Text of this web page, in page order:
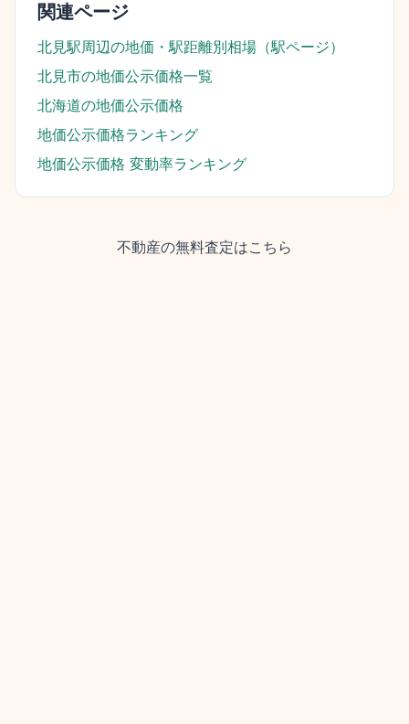
関連ページ
北見駅周辺の地価・駅距離別相場（駅ページ）
北見市の地価公示価格一覧
北海道の地価公示価格
地価公示価格ランキング
地価公示価格 変動率ランキング
不動産の無料査定はこちら